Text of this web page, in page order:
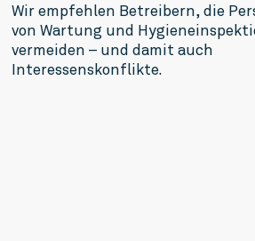
Wir empfehlen Betreibern, die
von Wartung und
vermeiden – und damit auch
Interessenskonflikte.